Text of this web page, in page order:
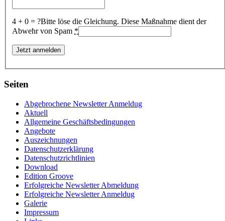
4 + 0 = ?Bitte löse die Gleichung. Diese Maßnahme dient der
Abwehr von Spam *
Seiten
Abgebrochene Newsletter Anmeldug
Aktuell
Allgemeine Geschäftsbedingungen
Angebote
Auszeichnungen
Datenschutzerklärung
Datenschutzrichtlinien
Download
Edition Groove
Erfolgreiche Newsletter Abmeldung
Erfolgreiche Newsletter Anmeldug
Galerie
Impressum